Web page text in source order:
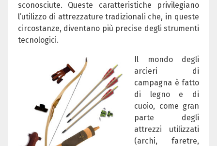
sconosciute. Queste caratteristiche privilegiano
l’utilizzo di attrezzature tradizionali che, in queste
circostanze, diventano più precise degli strumenti
tecnologici.
Il mondo degli
arcieri di
campagna è fatto
di legno e di
cuoio, come gran
parte degli
attrezzi utilizzati
(archi, faretre,